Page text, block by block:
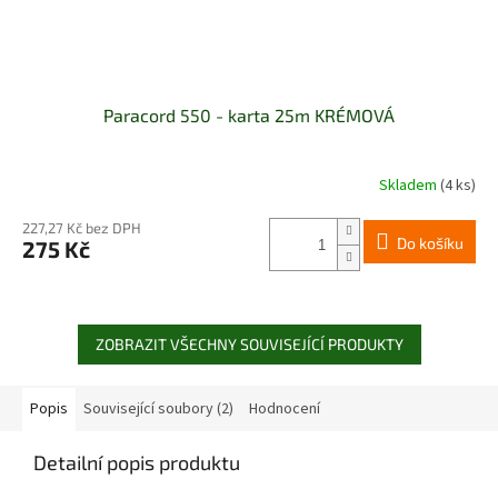
Paracord 550 - karta 25m KRÉMOVÁ
Skladem (4 ks)
227,27 Kč bez DPH
275 Kč Do košíku
ZOBRAZIT VŠECHNY SOUVISEJÍCÍ PRODUKTY
Popis Související soubory (2) Hodnocení
Detailní popis produktu